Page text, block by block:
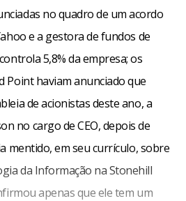
no quadro de um acordo
e a gestora de fundos de
5,8% da empresa; os
Point haviam anunciado que
de acionistas deste ano, a
no cargo de CEO, depois de
mentido, em seu currículo, sobre
da Informação na Stonehill
apenas que ele tem um